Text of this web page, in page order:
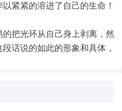
紧紧的溶进了自己的生命！
把光环从自己身上剥离，然
话说的如此的形象和具体，